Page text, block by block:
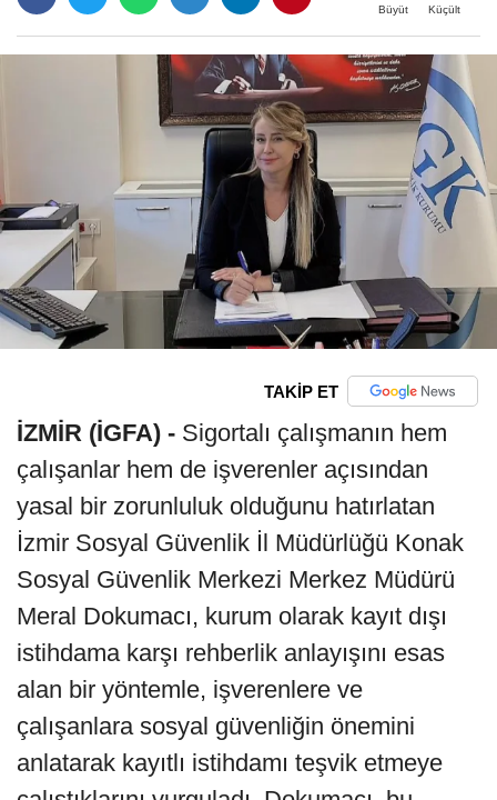
Büyüt Küçült
TAKİP ET
İZMİR (İGFA) - Sigortalı çalışmanın hem
çalışanlar hem de işverenler açısından
yasal bir zorunluluk olduğunu hatırlatan
İzmir Sosyal Güvenlik İl Müdürlüğü Konak
Sosyal Güvenlik Merkezi Merkez Müdürü
Meral Dokumacı, kurum olarak kayıt dışı
istihdama karşı rehberlik anlayışını esas
alan bir yöntemle, işverenlere ve
çalışanlara sosyal güvenliğin önemini
anlatarak kayıtlı istihdamı teşvik etmeye